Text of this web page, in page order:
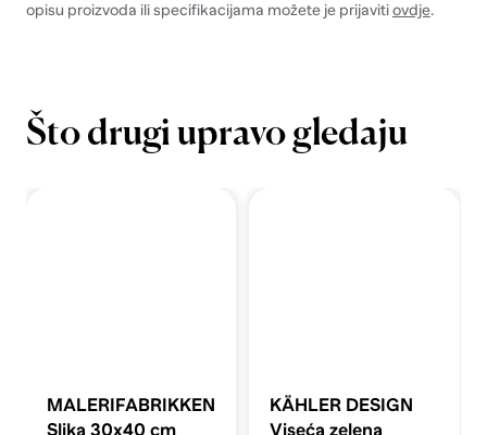
opisu proizvoda ili specifikacijama možete je prijavitiovdje.
Što drugi upravo gledaju
MALERIFABRIKKEN
Slika 30x40 cm
KÄHLER DESIGN
Viseća zelena